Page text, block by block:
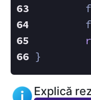
}
Explică